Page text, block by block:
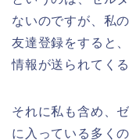
ないのですが、私
友達登録をすると
情報が送られてく
それに私も含め、
に入っている多く